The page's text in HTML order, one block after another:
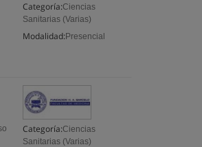
Categoría:Ciencias
Sanitarias (Varias)
Modalidad: Presencial
Categoría:Ciencias
Sanitarias (Varias)